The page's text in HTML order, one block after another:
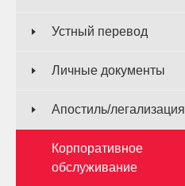
Устный перевод
Личные документы
Апостиль/легализация
Корпоративное
обслуживание